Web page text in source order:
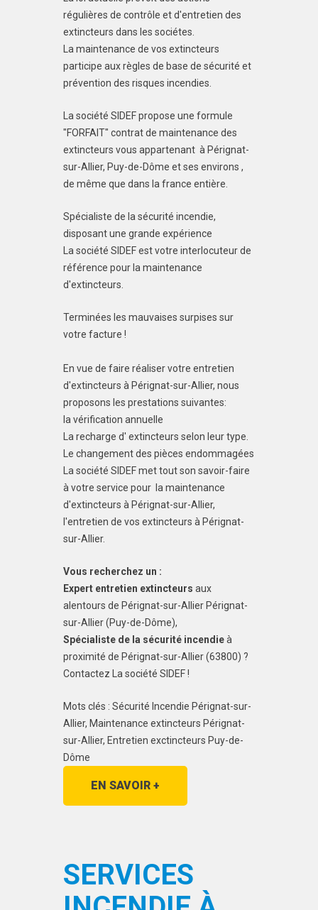
régulières de contrôle et d'entretien des
extincteurs dans les sociétes.
La maintenance de vos extincteurs
participe aux règles de base de sécurité et
prévention des risques incendies.
La société SIDEF propose une formule
"FORFAIT" contrat de maintenance des
extincteurs vous appartenant à Pérignat-
sur-Allier, Puy-de-Dôme et ses environs ,
de même que dans la france entière.
Spécialiste de la sécurité incendie,
disposant une grande expérience
La société SIDEF est votre interlocuteur de
référence pour la maintenance
d'extincteurs.
Terminées les mauvaises surpises sur
votre facture !
En vue de faire réaliser votre entretien
d'extincteurs à Pérignat-sur-Allier, nous
proposons les prestations suivantes:
la vérification annuelle
La recharge d' extincteurs selon leur type.
Le changement des pièces endommagées
La société SIDEF met tout son savoir-faire
à votre service pour la maintenance
d'extincteurs à Pérignat-sur-Allier,
l'entretien de vos extincteurs à Pérignat-
sur-Allier.
Vous recherchez un :
Expert entretien extincteurs aux
alentours de Pérignat-sur-Allier Pérignat-
sur-Allier (Puy-de-Dôme),
Spécialiste de la sécurité incendieà
proximité de Pérignat-sur-Allier (63800) ?
Contactez La société SIDEF !
Mots clés : Sécurité Incendie Pérignat-sur-
Allier, Maintenance extincteurs Pérignat-
sur-Allier, Entretien exctincteurs Puy-de-
Dôme
EN SAVOIR +
SERVICES